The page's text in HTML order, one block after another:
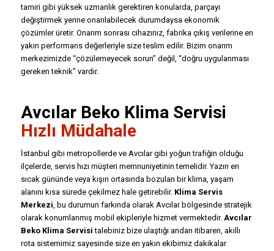
tamiri gibi yüksek uzmanlık gerektiren konularda, parçayı
değiştirmek yerine onarılabilecek durumdaysa ekonomik
çözümler üretir. Onarım sonrası cihazınız, fabrika çıkış verilerine en
yakın performans değerleriyle size teslim edilir. Bizim onarım
merkezimizde “çözülemeyecek sorun” değil, “doğru uygulanması
gereken teknik” vardır.
Avcılar Beko Klima Servisi
Hızlı Müdahale
İstanbul gibi metropollerde ve Avcılar gibi yoğun trafiğin olduğu
ilçelerde, servis hızı müşteri memnuniyetinin temelidir. Yazın en
sıcak gününde veya kışın ortasında bozulan bir klima, yaşam
alanını kısa sürede çekilmez hale getirebilir. Klima Servis
Merkezi, bu durumun farkında olarak Avcılar bölgesinde stratejik
olarak konumlanmış mobil ekipleriyle hizmet vermektedir. Avcılar
Beko Klima Servisi talebiniz bize ulaştığı andan itibaren, akıllı
rota sistemimiz sayesinde size en yakın ekibimiz dakikalar